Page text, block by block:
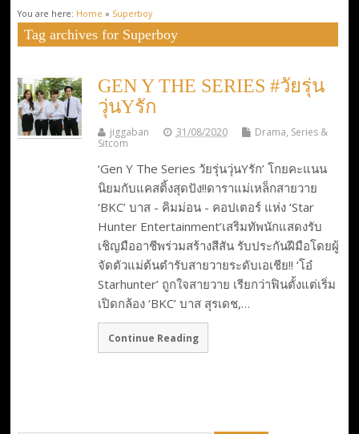
You are here: Home » Superboy
Tag archives for Superboy
GEN Y THE SERIES #วัยรุ่น
วุ่นYรัก
jiggaban 31/08/2020
Drama, Series &
Sitcom
‘Gen Y The Series วัยรุ่นวุ่นYรัก’ โกยคะแนน
นิยมกับแคสติ้งสุดปัง!!ดาราแม่เหล็กสายวาย
‘BKC’ บาส - คิมม่อน - คอปเตอร์ แห่ง ‘Star
Hunter Entertainment’เสริมทัพนักแสดงรับ
เชิญมืออาชีพร่วมสร้างสีสัน รับประกันฝีมือโดยผู้
จัดตัวแม่ต้นตำรับสายวายระดับเอเชีย!! ‘โอ๋
Starhunter’ ถูกใจสายวาย เรียกว่าฟินตั้งแต่เริ่ม
เปิดกล้อง ‘BKC’ บาส สุรเดช,…
Continue Reading